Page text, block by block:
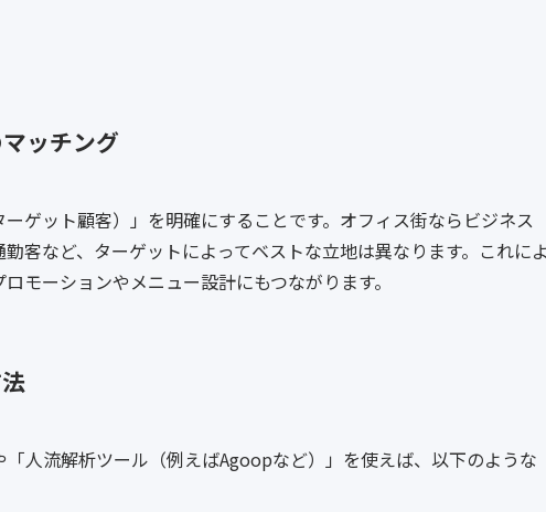
ッチング
ゲット顧客）」を明確にすることです。オフィス街ならビジネス
客など、ターゲットによってベストな立地は異なります。これに
モーションやメニュー設計にもつながります。
人流解析ツール（例えばAgoopなど）」を使えば、以下のような